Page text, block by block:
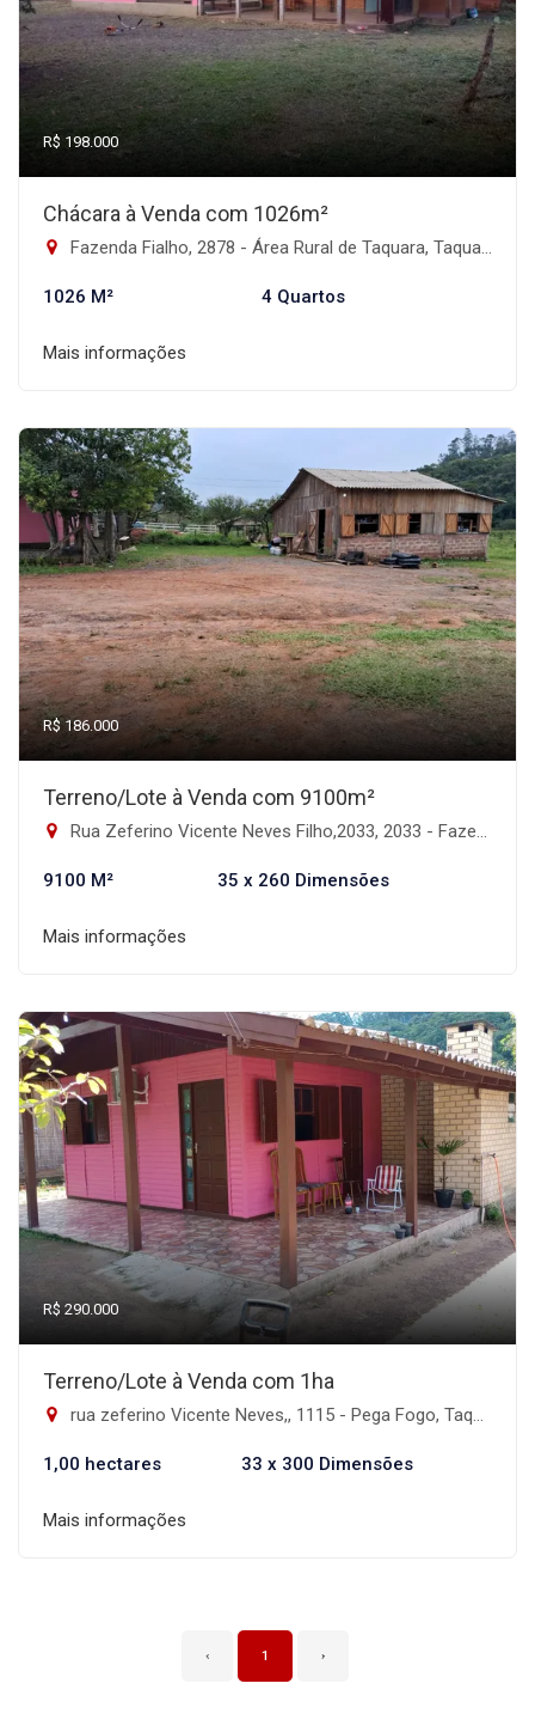
R$ 198.000
Chácara à Venda com 1026m²
Fazenda Fialho, 2878 - Área Rural de Taquara, Taquara-RS
1026 M² 4 Quartos
Mais informações
R$ 186.000
Terreno/Lote à Venda com 9100m²
Rua Zeferino Vicente Neves Filho,2033, 2033 - Fazenda Fialho, Taquara-RS
9100 M² 35 x 260 Dimensões
Mais informações
R$ 290.000
Terreno/Lote à Venda com 1ha
rua zeferino Vicente Neves,, 1115 - Pega Fogo, Taquara-RS
1,00 hectares 33 x 300 Dimensões
Mais informações
‹ 1 ›